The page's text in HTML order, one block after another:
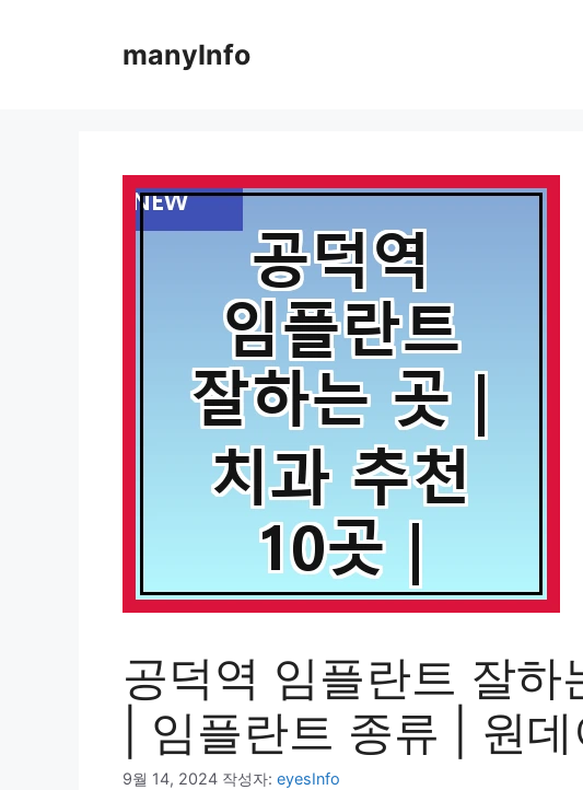
manyInfo
공덕역 임플란트 잘
| 임플란트 종류 | 원
9월 14, 2024 작성자: eyesInfo